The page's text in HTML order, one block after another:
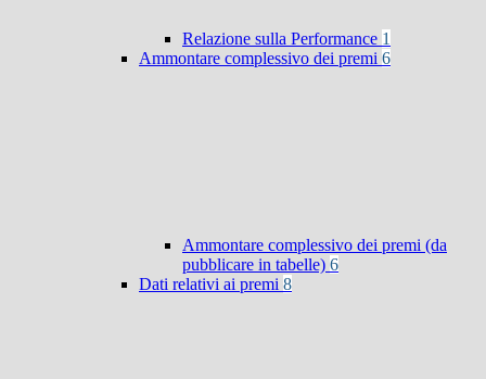
Relazione sulla Performance 1
Ammontare complessivo dei premi 6
Ammontare complessivo dei premi (da
pubblicare in tabelle) 6
Dati relativi ai premi 8